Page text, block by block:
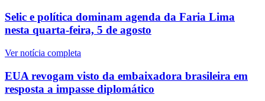
Selic e política dominam agenda da Faria Lima
nesta quarta-feira, 5 de agosto
Ver notícia completa
EUA revogam visto da embaixadora brasileira em
resposta a impasse diplomático